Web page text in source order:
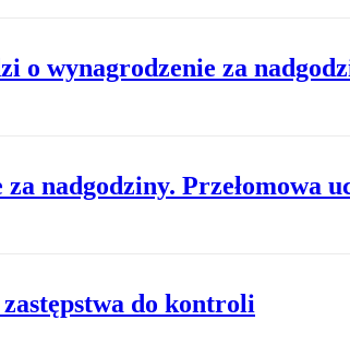
o wynagrodzenie za
nadgodziny. Przełomowa
do kontroli